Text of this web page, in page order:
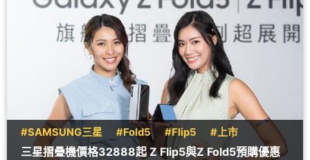
#SAMSUNG三星 #Fold5 #Flip5 #上市
三星摺疊機價格32888起 Z Flip5與Z Fold5預購優惠